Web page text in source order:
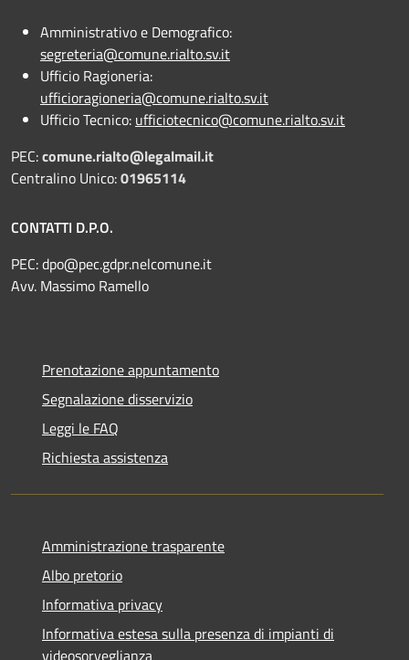
Amministrativo e Demografico:
segreteria@comune.rialto.sv.it
Ufficio Ragioneria:
ufficioragioneria@comune.rialto.sv.it
Ufficio Tecnico: ufficiotecnico@comune.rialto.sv.it
PEC:comune.rialto@legalmail.it
Centralino Unico:01965114
CONTATTI D.P.O.
PEC:dpo@pec.gdpr.nelcomune.it
Avv. Massimo Ramello
Prenotazione appuntamento
Segnalazione disservizio
Leggi le FAQ
Richiesta assistenza
Amministrazione trasparente
Albo pretorio
Informativa privacy
Informativa estesa sulla presenza di impianti di
videosorveglianza